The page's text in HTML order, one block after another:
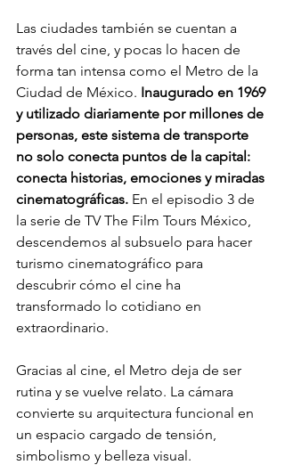
Las ciudades también se cuentan a
través del cine, y pocas lo hacen de
forma tan intensa como el Metro de la
Ciudad de México. Inaugurado en 1969
y utilizado diariamente por millones de
personas, este sistema de transporte
no solo conecta puntos de la capital:
conecta historias, emociones y miradas
cinematográficas. En el episodio 3 de
la serie de TV The Film Tours México,
descendemos al subsuelo para hacer
turismo cinematográfico para
descubrir cómo el cine ha
transformado lo cotidiano en
extraordinario.
Gracias al cine, el Metro deja de ser
rutina y se vuelve relato. La cámara
convierte su arquitectura funcional en
un espacio cargado de tensión,
simbolismo y belleza visual.